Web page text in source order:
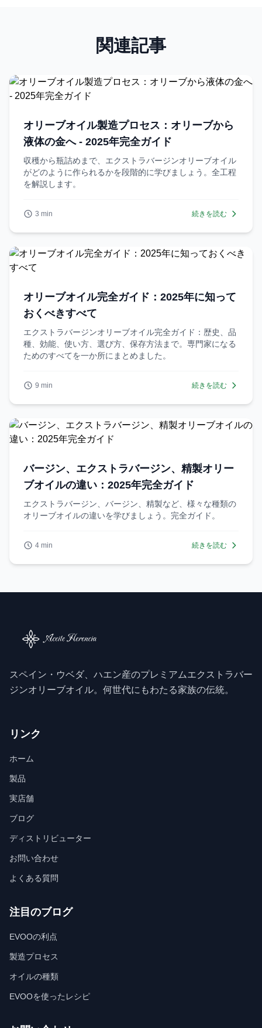
関連記事
オリーブオイル製造プロセス：オリーブから
液体の金へ - 2025年完全ガイド
収穫から瓶詰めまで、エクストラバージンオリーブオイル
がどのように作られるかを段階的に学びましょう。全工程
を解説します。
3 min 続きを読む
オリーブオイル完全ガイド：2025年に知って
おくべきすべて
エクストラバージンオリーブオイル完全ガイド：歴史、品
種、効能、使い方、選び方、保存方法まで。専門家になる
ためのすべてを一か所にまとめました。
9 min 続きを読む
バージン、エクストラバージン、精製オリー
ブオイルの違い：2025年完全ガイド
エクストラバージン、バージン、精製など、様々な種類の
オリーブオイルの違いを学びましょう。完全ガイド。
4 min 続きを読む
スペイン・ウベダ、ハエン産のプレミアムエクストラバー
ジンオリーブオイル。何世代にもわたる家族の伝統。
リンク
ホーム
製品
実店舗
ブログ
ディストリビューター
お問い合わせ
よくある質問
注目のブログ
EVOOの利点
製造プロセス
オイルの種類
EVOOを使ったレシピ